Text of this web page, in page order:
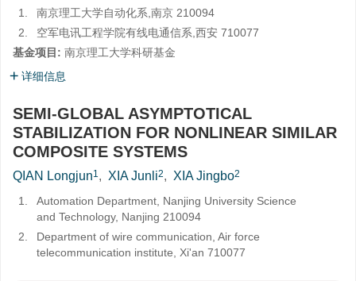
1.
南京理工大学自动化系,南京 210094
2.
空军电讯工程学院有线电通信系,西安 710077
基金项目: 南京理工大学科研基金
详细信息
SEMI-GLOBAL ASYMPTOTICAL
STABILIZATION FOR NONLINEAR SIMILAR
COMPOSITE SYSTEMS
QIAN Longjun1, XIA Junli2, XIA Jingbo2
1.
Automation Department, Nanjing University Science
and Technology, Nanjing 210094
2.
Department of wire communication, Air force
telecommunication institute, Xi'an 710077